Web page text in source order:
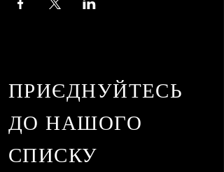
ПРИЄДНУЙТЕСЬ
ДО НАШОГО
СПИСКУ